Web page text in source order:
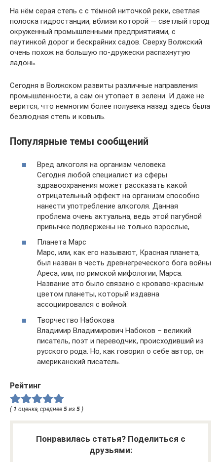
На нём серая степь с с тёмной ниточкой реки, светлая
полоска гидростанции, вблизи которой — светлый город
окруженный промышленными предприятиями, с
паутинкой дорог и бескрайних садов. Сверху Волжский
очень похож на большую по-дружески распахнутую
ладонь.
Сегодня в Волжском развиты различные направления
промышленности, а сам он утопает в зелени. И даже не
верится, что немногим более полувека назад здесь была
безлюдная степь и ковыль.
Популярные темы сообщений
Вред алкоголя на организм человека
Сегодня любой специалист из сферы
здравоохранения может рассказать какой
отрицательный эффект на организм способно
нанести употребление алкоголя. Данная
проблема очень актуальна, ведь этой пагубной
привычке подвержены не только взрослые,
Планета Марс
Марс, или, как его называют, Красная планета,
был назван в честь древнегреческого бога войны
Ареса, или, по римской мифологии, Марса.
Название это было связано с кроваво-красным
цветом планеты, который издавна
ассоциировался с войной.
Творчество Набокова
Владимир Владимирович Набоков – великий
писатель, поэт и переводчик, происходивший из
русского рода. Но, как говорил о себе автор, он
американский писатель.
Рейтинг
( 1 оценка, среднее 5 из 5 )
Понравилась статья? Поделиться с
друзьями: